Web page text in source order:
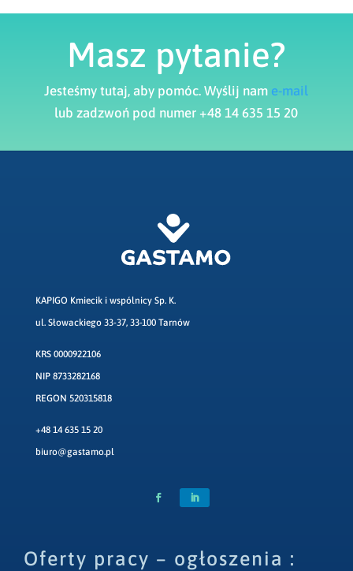
Masz pytanie?
Jesteśmy tutaj, aby pomóc. Wyślij nam e-mail
lub zadzwoń pod numer +48 14 635 15 20
KAPIGO Kmiecik i wspólnicy Sp. K.
ul. Słowackiego 33-37, 33-100 Tarnów
KRS 0000922106
NIP 8733282168
REGON 520315818
+48 14 635 15 20
biuro@gastamo.pl
Oferty pracy – ogłoszenia :